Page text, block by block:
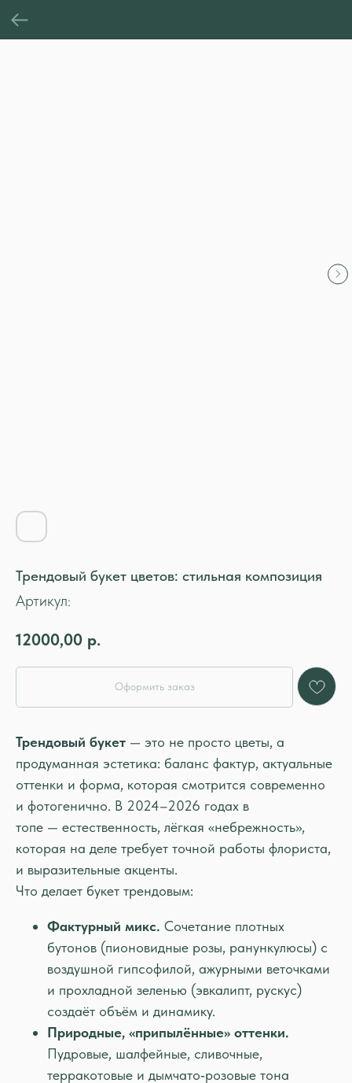
Трендовый букет цветов: стильная композиция
Артикул:
12000,00 р.
Оформить заказ
Трендовый букет — это не просто цветы, а
продуманная эстетика: баланс фактур, актуальные
оттенки и форма, которая смотрится современно
и фотогенично. В 2024–2026 годах в
топе — естественность, лёгкая «небрежность»,
которая на деле требует точной работы флориста,
и выразительные акценты.
Что делает букет трендовым:
Фактурный микс. Сочетание плотных
бутонов (пионовидные розы, ранункулюсы) с
воздушной гипсофилой, ажурными веточками
и прохладной зеленью (эвкалипт, рускус)
создаёт объём и динамику.
Природные, «припылённые» оттенки.
Пудровые, шалфейные, сливочные,
терракотовые и дымчато‑розовые тона